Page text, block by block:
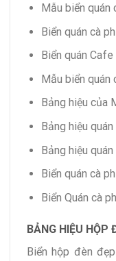
Mẫu biển quán
Biển quán cà
Biển quán Cafe
Mẫu biển quán
Bảng hiệu của
Bảng hiệu
Bảng hiệu
Biển quán cà
Biển Quán cà
BẢNG HIỆU HỘP
Biển hộp đèn